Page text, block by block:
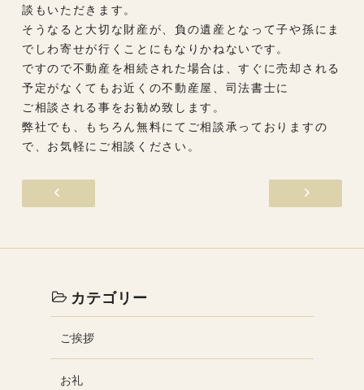
談もいただきます。
そうなると大切な財産が、負の遺産となって子や孫にま
でしわ寄せが行くことにもなりかねないです。
ですので不動産を相続された場合は、すぐに売却される
予定がなくてもお近くの不動産屋、司法書士に
ご相談される事をお勧め致します。
弊社でも、もちろん無料にてご相談承っておりますの
で、お気軽にご相談ください。
カテゴリー
ご挨拶
お礼